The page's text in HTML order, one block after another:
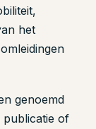
het
genoemd
of